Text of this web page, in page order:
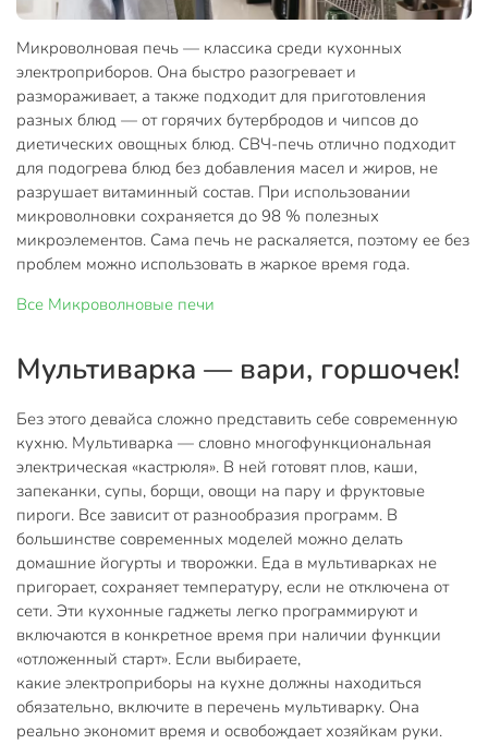
Микроволновая печь — классика среди кухонных
электроприборов. Она быстро разогревает и
размораживает, а также подходит для приготовления
разных блюд — от горячих бутербродов и чипсов до
диетических овощных блюд. СВЧ-печь отлично подходит
для подогрева блюд без добавления масел и жиров, не
разрушает витаминный состав. При использовании
микроволновки сохраняется до 98 % полезных
микроэлементов. Сама печь не раскаляется, поэтому ее без
проблем можно использовать в жаркое время года.
Все Микроволновые печи
Мультиварка — вари, горшочек!
Без этого девайса сложно представить себе современную
кухню. Мультиварка — словно многофункциональная
электрическая «кастрюля». В ней готовят плов, каши,
запеканки, супы, борщи, овощи на пару и фруктовые
пироги. Все зависит от разнообразия программ. В
большинстве современных моделей можно делать
домашние йогурты и творожки. Еда в мультиварках не
пригорает, сохраняет температуру, если не отключена от
сети. Эти кухонные гаджеты легко программируют и
включаются в конкретное время при наличии функции
«отложенный старт». Если выбираете,
какие электроприборы на кухне должны находиться
обязательно, включите в перечень мультиварку. Она
реально экономит время и освобождает хозяйкам руки.